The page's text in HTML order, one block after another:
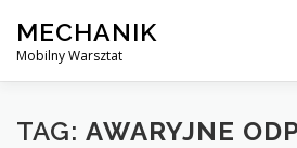
content
MECHANIK
Mobilny Warsztat
MOBILNY MECHANIK
TAG: AWARYJNE